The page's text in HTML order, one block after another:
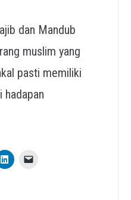
dan Mandub
muslim yang
pasti memiliki
hadapan